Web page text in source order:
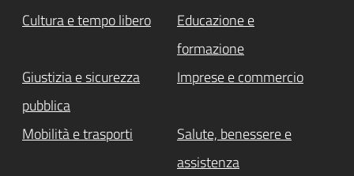
Cultura e tempo libero
Educazione e
formazione
Giustizia e sicurezza
pubblica
Imprese e commercio
Mobilità e trasporti
Salute, benessere e
assistenza